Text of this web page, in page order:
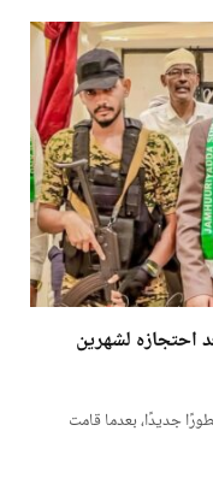
احتجازه لشهرين
جديدًا، بعدما قامت